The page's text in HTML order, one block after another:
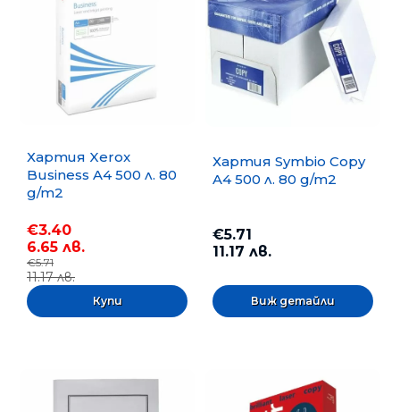
Хартия Xerox
Business A4 500 л. 80
g/m2
€3.40
6.65 лв.
€5.71
11.17 лв.
Хартия Symbio Copy
A4 500 л. 80 g/m2
€5.71
11.17 лв.
Виж детайли